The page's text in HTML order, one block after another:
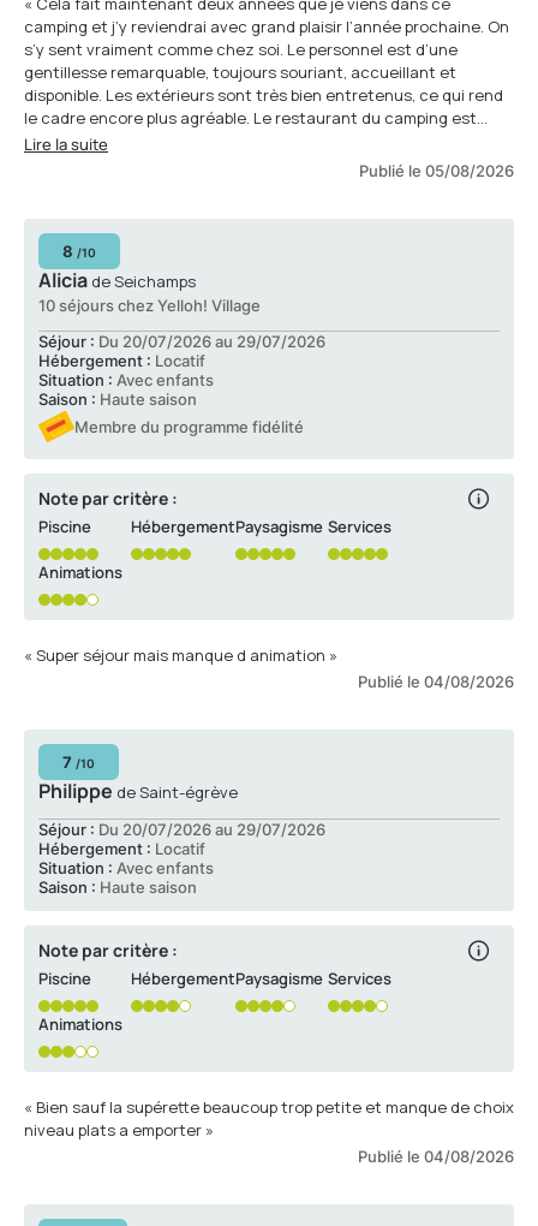
camping et j’y reviendrai avec grand plaisir l’année prochaine. On
s’y sent vraiment comme chez soi. Le personnel est d’une
gentillesse remarquable, toujours souriant, accueillant et
disponible. Les extérieurs sont très bien entretenus, ce qui rend
le cadre encore plus agréable. Le restaurant du camping est
excellent, avec une équipe tout aussi sympathique. Mon seul
petit bémol concerne la piscine, que je trouve un peu plus froide
d’année en année. Cela n’enlève cependant rien au plaisir de
l’accueil, la qualité des services et l’ambiance chaleureuse »
Lire la suite
Publié le 05/08/2026
8 /10
Alicia de Seichamps
10 séjours chez Yelloh! Village
Séjour : Du 20/07/2026 au 29/07/2026
Hébergement : Locatif
Situation : Avec enfants
Saison : Haute saison
Membre du programme fidélité
Note par critère :
Piscine Hébergement Paysagisme Services
Animations
« Super séjour mais manque d animation »
Publié le 04/08/2026
7 /10
Philippe de Saint-égrève
Séjour : Du 20/07/2026 au 29/07/2026
Hébergement : Locatif
Situation : Avec enfants
Saison : Haute saison
Note par critère :
Piscine Hébergement Paysagisme Services
Animations
« Bien sauf la supérette beaucoup trop petite et manque de choix
niveau plats a emporter »
Publié le 04/08/2026